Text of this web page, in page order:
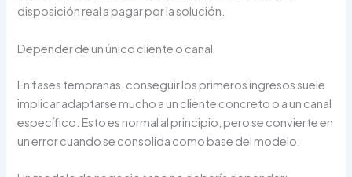
disposición real a pagar por la solución.
Depender de un único cliente o canal
En fases tempranas, conseguir los primeros ingresos suele
implicar adaptarse mucho a un cliente concreto o a un canal
específico. Esto es normal al principio, pero se convierte en
un error cuando se consolida como base del modelo.